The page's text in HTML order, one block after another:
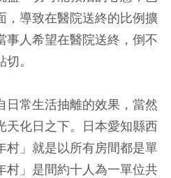
，導致在醫院送終的比例擴
事人希望在醫院送終，倒不
。
日常生活抽離的效果，當然
天化日之下。日本愛知縣西
村」就是以所有房間都是單
村」是間約十人為一單位共